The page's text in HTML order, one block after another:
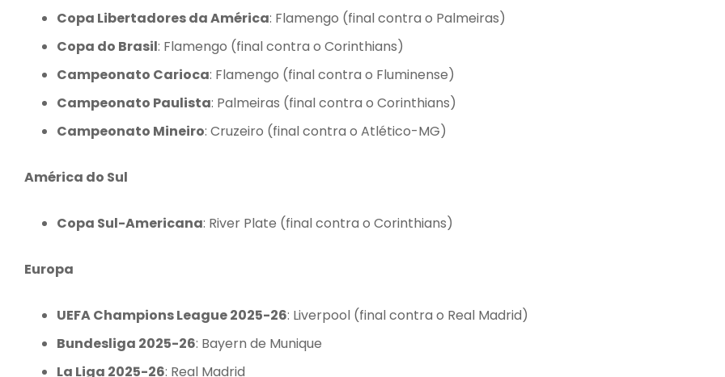
Copa Libertadores da América: Flamengo (final contra o Palmeiras)
Copa do Brasil: Flamengo (final contra o Corinthians)
Campeonato Carioca: Flamengo (final contra o Fluminense)
Campeonato Paulista: Palmeiras (final contra o Corinthians)
Campeonato Mineiro: Cruzeiro (final contra o Atlético-MG)
América do Sul
Copa Sul-Americana: River Plate (final contra o Corinthians)
Europa
UEFA Champions League 2025-26: Liverpool (final contra o Real Madrid)
Bundesliga 2025-26: Bayern de Munique
La Liga 2025-26: Real Madrid